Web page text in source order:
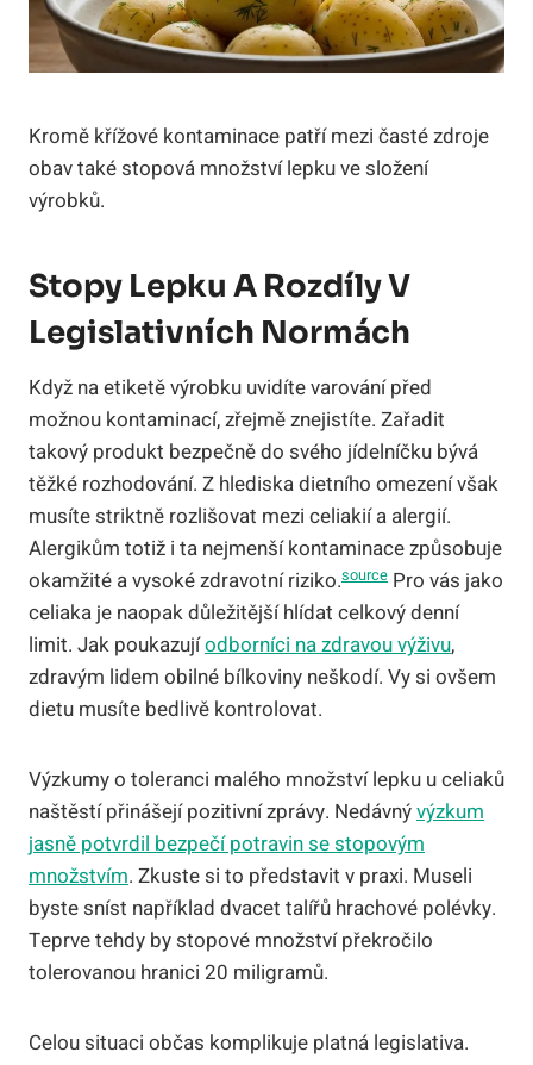
Kromě křížové kontaminace patří mezi časté zdroje
obav také stopová množství lepku ve složení
výrobků.
Stopy Lepku A Rozdíly V
Legislativních Normách
Když na etiketě výrobku uvidíte varování před
možnou kontaminací, zřejmě znejistíte. Zařadit
takový produkt bezpečně do svého jídelníčku bývá
těžké rozhodování. Z hlediska dietního omezení však
musíte striktně rozlišovat mezi celiakií a alergií.
Alergikům totiž i ta nejmenší kontaminace způsobuje
okamžité a vysoké zdravotní riziko.source Pro vás jako
celiaka je naopak důležitější hlídat celkový denní
limit. Jak poukazujíodborníci na zdravou výživu,
zdravým lidem obilné bílkoviny neškodí. Vy si ovšem
dietu musíte bedlivě kontrolovat.
Výzkumy o toleranci malého množství lepku u celiaků
naštěstí přinášejí pozitivní zprávy. Nedávnývýzkum
jasně potvrdil bezpečí potravin se stopovým
množstvím. Zkuste si to představit v praxi. Museli
byste sníst například dvacet talířů hrachové polévky.
Teprve tehdy by stopové množství překročilo
tolerovanou hranici 20 miligramů.
Celou situaci občas komplikuje platná legislativa.